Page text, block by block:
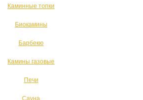
Каминные топки
Биокамины
Барбекю
Камины газовые
Печи
Сауна